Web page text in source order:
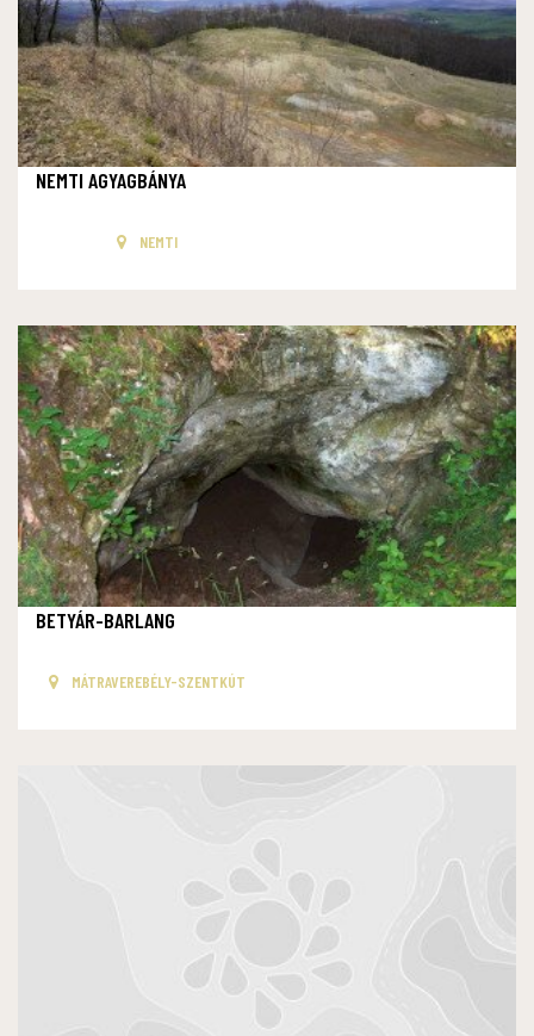
NEMTI AGYAGBÁNYA
NEMTI
BETYÁR-BARLANG
MÁTRAVEREBÉLY-SZENTKÚT